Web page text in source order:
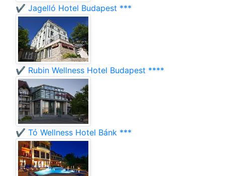
✔️ Jagelló Hotel Budapest ***
✔️ Rubin Wellness Hotel Budapest ****
✔️ Tó Wellness Hotel Bánk ***